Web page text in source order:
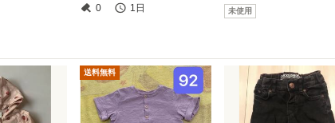
0
1日 未使用
送料無料